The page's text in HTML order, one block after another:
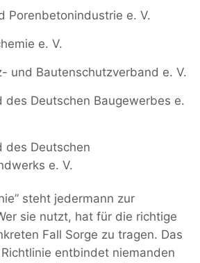
Porenbetonindustrie e. V.
e. V.
und Bautenschutzverband e. V.
des Deutschen Baugewerbes e.
des Deutschen
e. V.
steht jedermann zur
sie nutzt, hat für die richtige
Fall Sorge zu tragen. Das
entbindet niemanden